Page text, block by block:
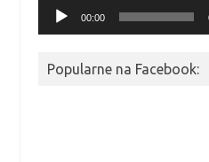
00:00
Popularne na Facebook: